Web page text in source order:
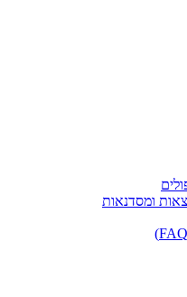
ומסדנאות